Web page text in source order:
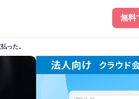
無料
った。